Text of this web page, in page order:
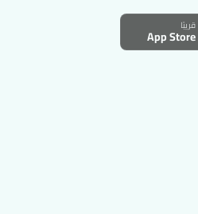
قريبًا
App Store